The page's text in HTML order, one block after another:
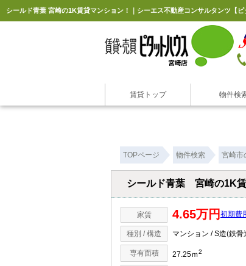
シールド青葉 宮崎の1K賃貸マンション！｜シーエス不動産コンサルタンツ【ピ
賃貸トップ 物件検
TOPページ 物件検索 宮崎市
シールド青葉 宮崎の1K
家賃 4.65万円 初期費
種別 / 構造 マンション / S造(鉄骨
専有面積 27.25ｍ2